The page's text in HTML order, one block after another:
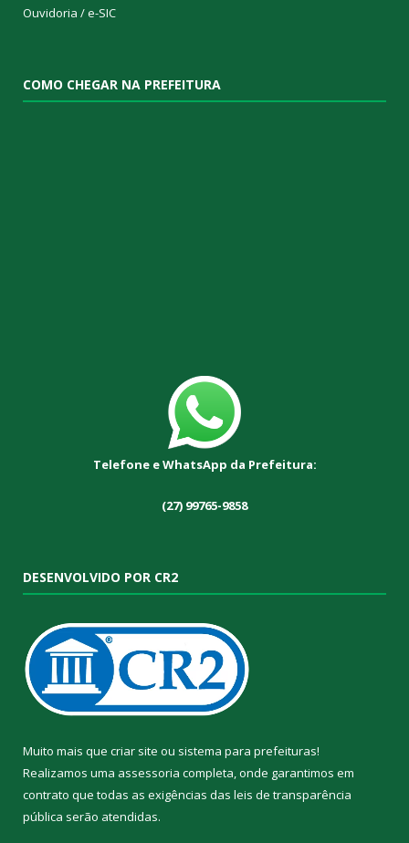
Ouvidoria /e-SIC
COMO CHEGAR NA PREFEITURA
Telefone e WhatsApp da Prefeitura:
(27) 99765-9858
DESENVOLVIDO POR CR2
Muito mais que criar site ou sistema para prefeituras!
Realizamos uma assessoria completa, onde garantimos em
contrato que todas as exigências das leis de transparência
pública serão atendidas.